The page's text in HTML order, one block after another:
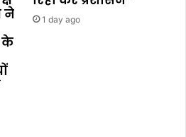
ने
के
1 day ago